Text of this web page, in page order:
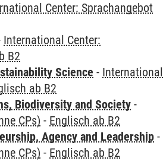
Center: Sprachangebot
International Center:
B2
Science - International
ab B2
Biodiversity and Society -
CPs) - Englisch ab B2
Agency and Leadership -
CPs) - Englisch ab B2